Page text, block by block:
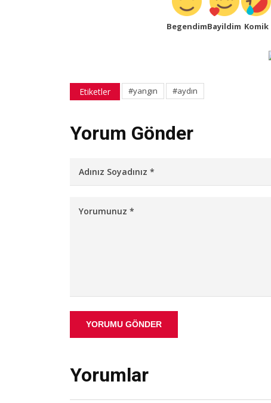
BegendimBayildim Komik
Etiketler #yangın #aydın
Yorum Gönder
YORUMU GÖNDER
Yorumlar